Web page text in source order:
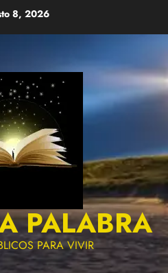
8, 2026
PALABRA
PARA VIVIR